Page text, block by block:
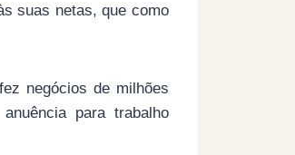
suas netas, que como
negócios de milhões
para trabalho